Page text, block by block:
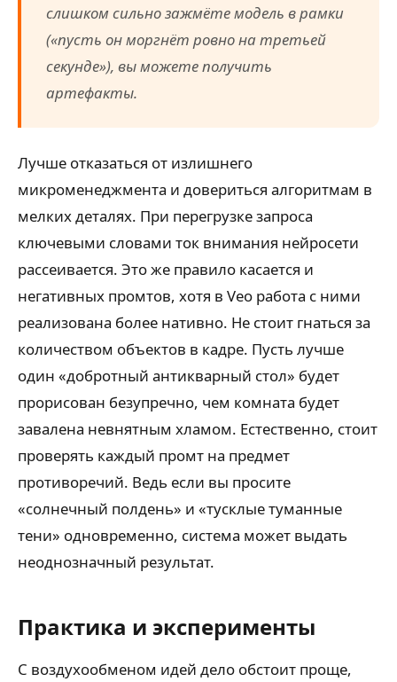
слишком сильно зажмёте модель в рамки
(«пусть он моргнёт ровно на третьей
секунде»), вы можете получить
артефакты.
Лучше отказаться от излишнего
микроменеджмента и довериться алгоритмам в
мелких деталях. При перегрузке запроса
ключевыми словами ток внимания нейросети
рассеивается. Это же правило касается и
негативных промтов, хотя в Veo работа с ними
реализована более нативно. Не стоит гнаться за
количеством объектов в кадре. Пусть лучше
один «добротный антикварный стол» будет
прорисован безупречно, чем комната будет
завалена невнятным хламом. Естественно, стоит
проверять каждый промт на предмет
противоречий. Ведь если вы просите
«солнечный полдень» и «тусклые туманные
тени» одновременно, система может выдать
неоднозначный результат.
Практика и эксперименты
С воздухообменом идей дело обстоит проще,